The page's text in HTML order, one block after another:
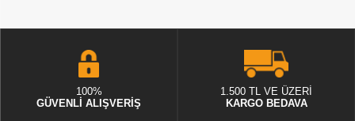
100%
GÜVENLİ ALIŞVERİŞ
1.500 TL VE ÜZERİ
KARGO BEDAVA